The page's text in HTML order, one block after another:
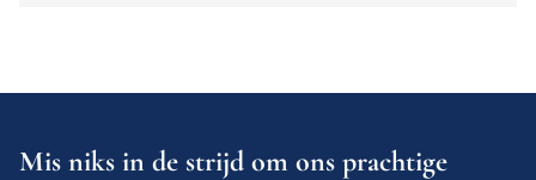
Mis niks in de strijd om ons prachtige